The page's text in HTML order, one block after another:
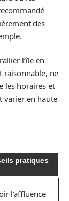
des
l’île en
raisonnable, ne
les horaires et
varier en haute
pratiques
l’affluence